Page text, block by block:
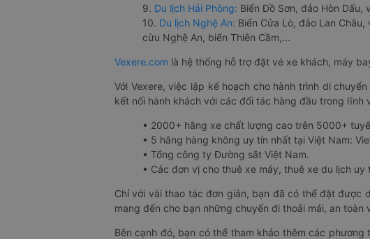
9. Du lịch Hải Phòng: Biển Đồ Sơn, đảo Hòn Dấu,
10. Du lịch Nghệ An: Biển Cửa Lò, đảo Lan
cừu Nghệ An, biển Thiên Cầm,...
Vexere.com là hệ thống hỗ trợ đặt vé xe khách, máy
Với Vexere, việc lập kế hoạch cho hành trình di
kết nối hành khách với các đối tác hàng đầu trong lĩnh
• 2000+ hãng xe chất lượng cao trên 5000+
• 5 hãng hàng không uy tín nhất tại Việt Nam:
• Tổng công ty Đường sắt Việt Nam.
• Các đơn vị cho thuê xe máy, thuê xe du lịch uy
Chỉ với vài thao tác đơn giản, bạn đã có thể đặt được
mang đến cho bạn những chuyến đi thoải mái, an toàn
Bên cạnh đó, bạn có thể tham khảo thêm các phương